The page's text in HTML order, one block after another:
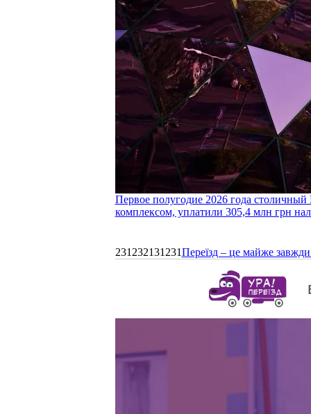
Первое полугодие 2026 года
комплексом, уплатили 305,4 млн грн
231232131231Переїзд – це майже